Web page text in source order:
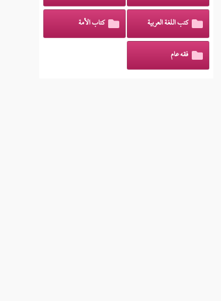
كتب اللغة العربية كتاب الأمة
فقه عام